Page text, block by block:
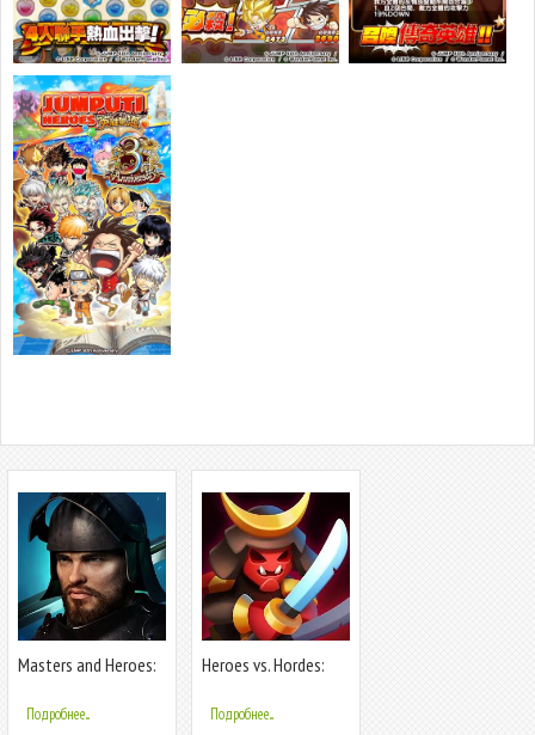
Masters and Heroes:
Подробнее...
Heroes vs. Hordes:
Подробнее...